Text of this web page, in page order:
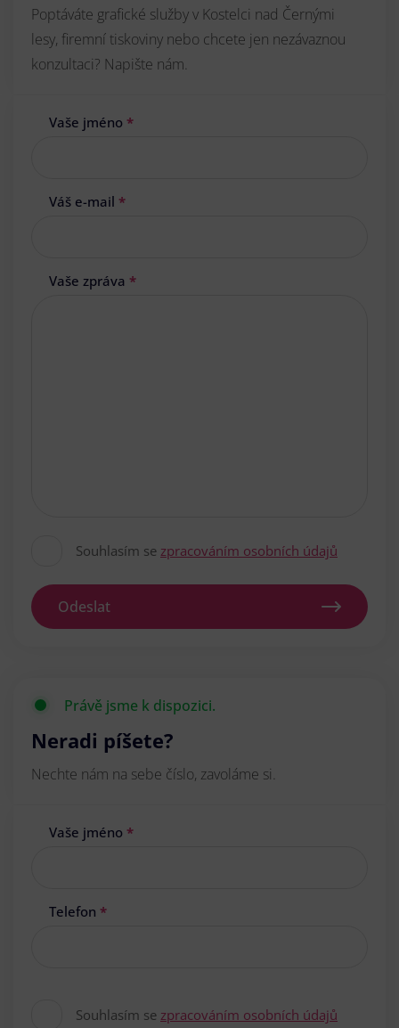
Poptáváte grafické služby v Kostelci nad Černými
lesy, firemní tiskoviny nebo chcete jen nezávaznou
konzultaci? Napište nám.
Vaše jméno *
Váš e-mail *
Vaše zpráva *
Souhlasím se zpracováním osobních údajů
Odeslat
Právě jsme k dispozici.
Neradi píšete?
Nechte nám na sebe číslo, zavoláme si.
Vaše jméno *
Telefon *
Souhlasím se zpracováním osobních údajů